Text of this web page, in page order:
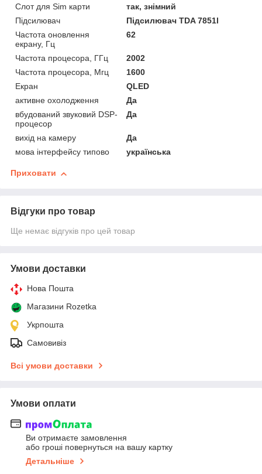
Слот для Sim карти
так, знімний
Підсилювач
Підсилювач TDA 7851l
Частота оновлення
екрану, Гц
62
Частота процесора, ГГц
2002
Частота процесора, Мгц
1600
Екран
QLED
активне охолодження
Да
вбудований звуковий DSP-
процесор
Да
вихід на камеру
Да
мова інтерфейсу типово
українська
Приховати
Відгуки про товар
Ще немає відгуків про цей товар
Умови доставки
Нова Пошта
Магазини Rozetka
Укрпошта
Самовивіз
Всі умови доставки
Умови оплати
Ви отримаєте замовлення
або гроші повернуться на вашу картку
Детальніше